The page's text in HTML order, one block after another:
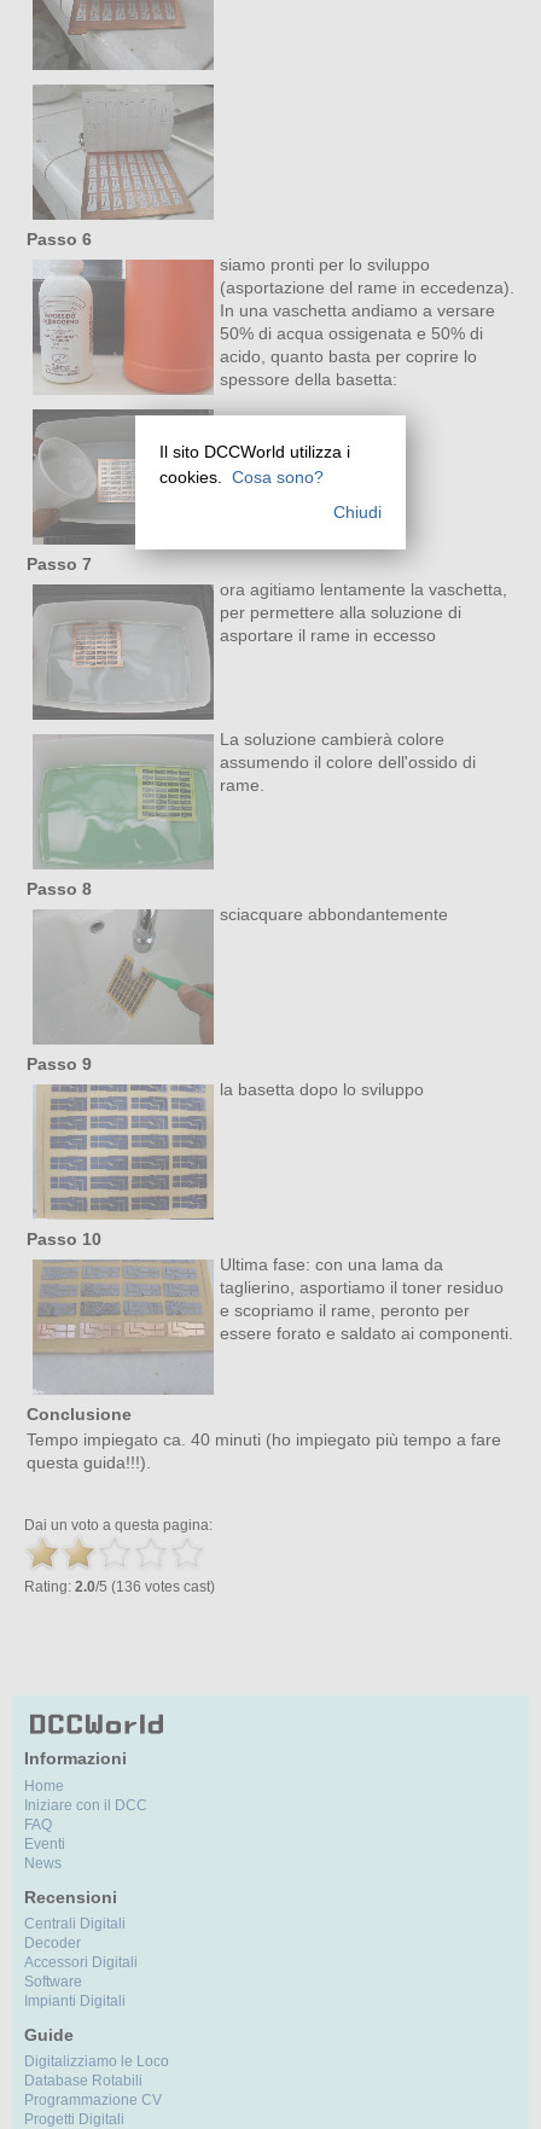
Passo 6
siamo pronti per lo sviluppo
(asportazione del rame in eccedenza).
In una vaschetta andiamo a versare
50% di acqua ossigenata e 50% di
acido, quanto basta per coprire lo
spessore della basetta:
Passo 7
ora agitiamo lentamente la vaschetta,
per permettere alla soluzione di
asportare il rame in eccesso
La soluzione cambierà colore
assumendo il colore dell'ossido di
rame.
Passo 8
sciacquare abbondantemente
Passo 9
la basetta dopo lo sviluppo
Passo 10
Ultima fase: con una lama da
taglierino, asportiamo il toner residuo
e scopriamo il rame, peronto per
essere forato e saldato ai componenti.
Conclusione
Tempo impiegato ca. 40 minuti (ho impiegato più tempo a fare
questa guida!!!).
Dai un voto a questa pagina:
Rating: 2.0/5 (136 votes cast)
Informazioni
Home
Iniziare con il DCC
FAQ
Eventi
News
Recensioni
Centrali Digitali
Decoder
Accessori Digitali
Software
Impianti Digitali
Guide
Digitalizziamo le Loco
Database Rotabili
Programmazione CV
Progetti Digitali
Il sito DCCWorld utilizza i
cookies.
Cosa sono?
Chiudi